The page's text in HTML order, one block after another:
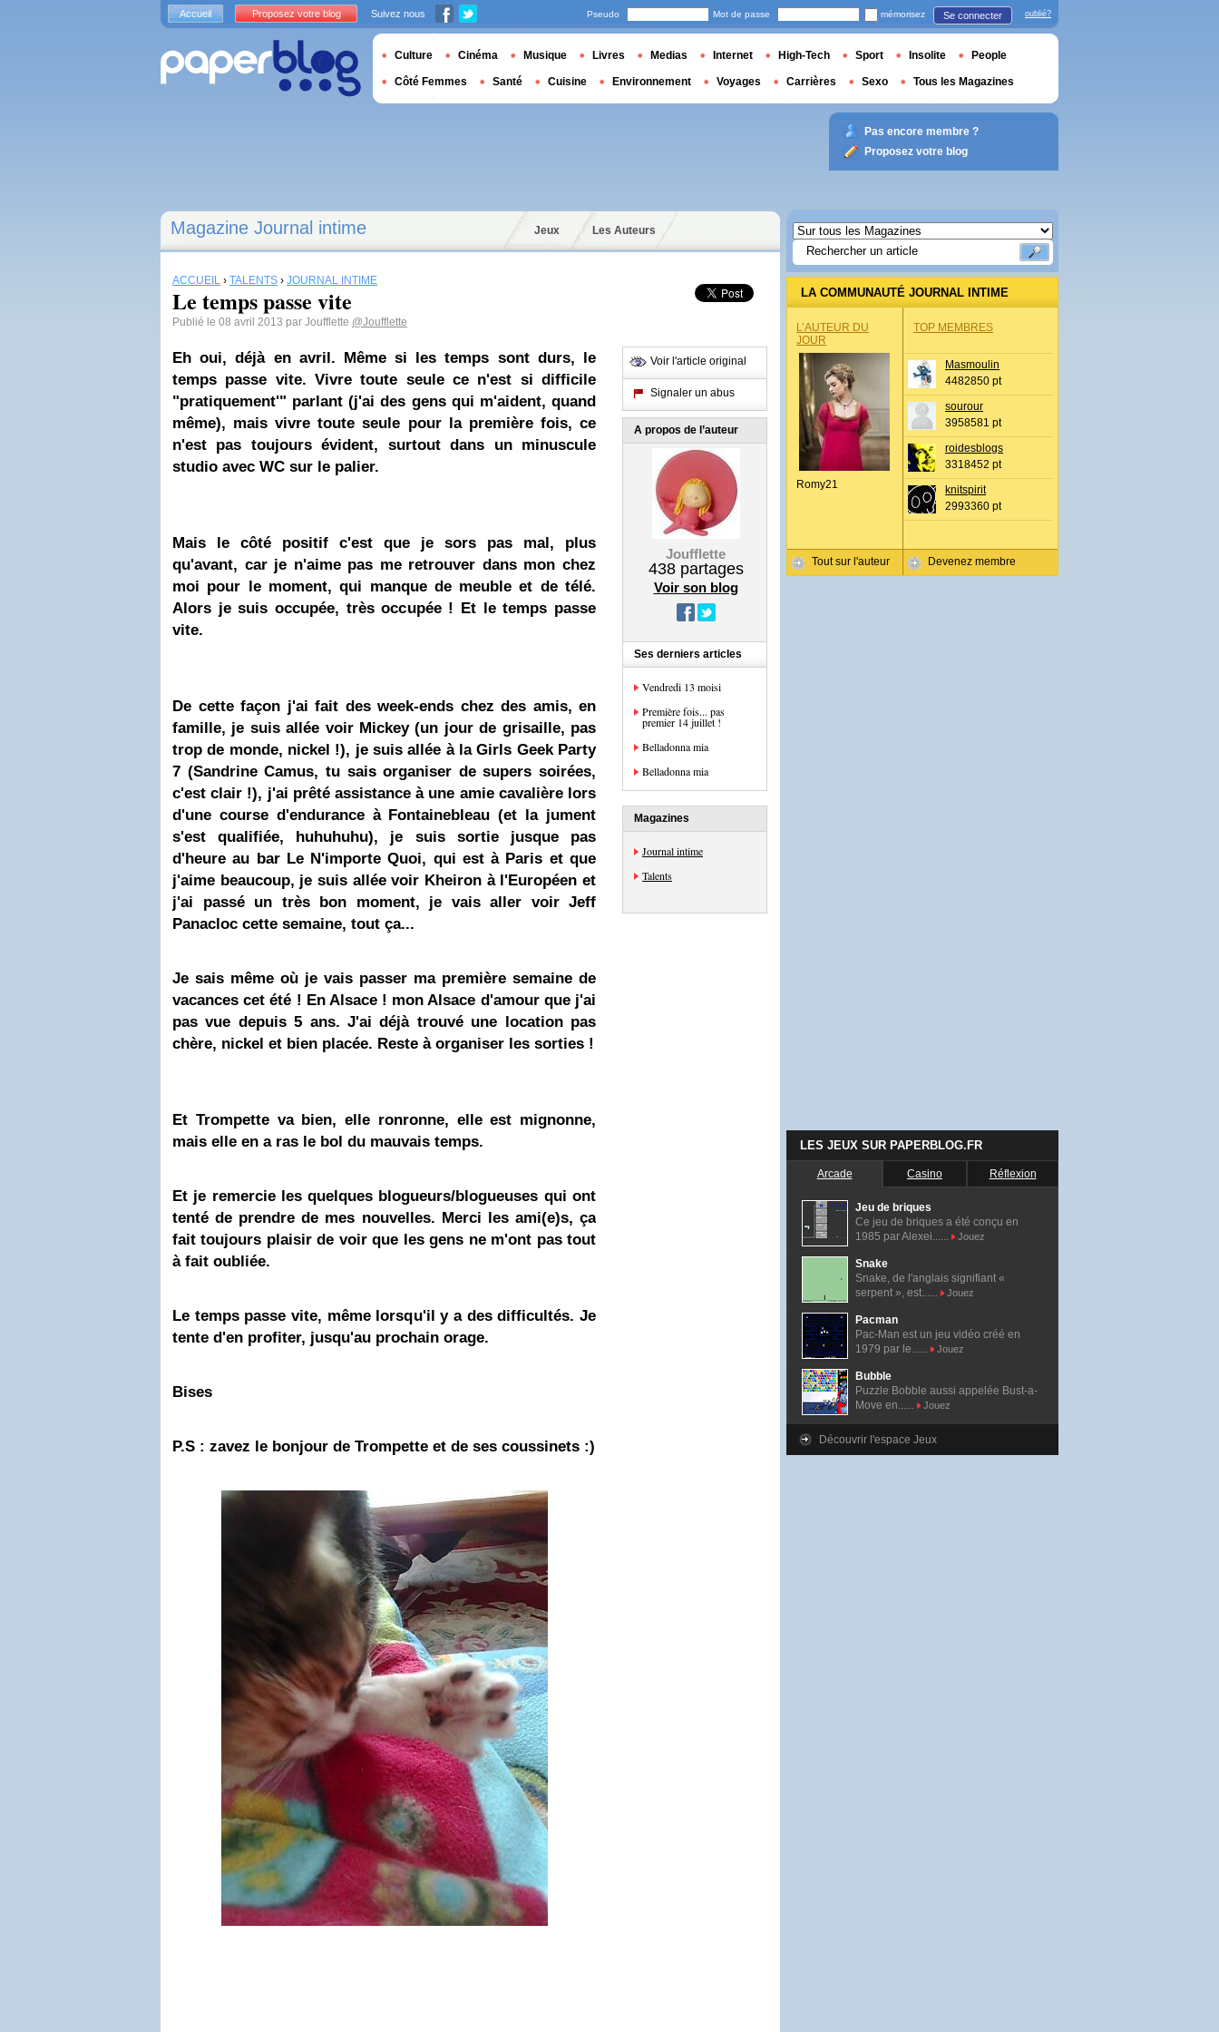
Magazine Journal intime Jeux Les Auteurs
ACCUEIL › TALENTS › JOURNAL INTIME
Le temps passe vite
Publié le 08 avril 2013 par Joufflette @Joufflette
Eh oui, déjà en avril. Même si les temps sont durs, le
temps passe vite. Vivre toute seule ce n'est si difficile
"pratiquement'" parlant (j'ai des gens qui m'aident, quand
même), mais vivre toute seule pour la première fois, ce
n'est pas toujours évident, surtout dans un minuscule
studio avec WC sur le palier.
Mais le côté positif c'est que je sors pas mal, plus
qu'avant, car je n'aime pas me retrouver dans mon chez
moi pour le moment, qui manque de meuble et de télé.
Alors je suis occupée, très occupée ! Et le temps passe
vite.
De cette façon j'ai fait des week-ends chez des amis, en
famille, je suis allée voir Mickey (un jour de grisaille, pas
trop de monde, nickel !), je suis allée à la Girls Geek Party
7 (Sandrine Camus, tu sais organiser de supers soirées,
c'est clair !), j'ai prêté assistance à une amie cavalière lors
d'une course d'endurance à Fontainebleau (et la jument
s'est qualifiée, huhuhuhu), je suis sortie jusque pas
d'heure au bar Le N'importe Quoi, qui est à Paris et que
j'aime beaucoup, je suis allée voir Kheiron à l'Européen et
j'ai passé un très bon moment, je vais aller voir Jeff
Panacloc cette semaine, tout ça...
Je sais même où je vais passer ma première semaine de
vacances cet été ! En Alsace ! mon Alsace d'amour que j'ai
pas vue depuis 5 ans. J'ai déjà trouvé une location pas
chère, nickel et bien placée. Reste à organiser les sorties !
Et Trompette va bien, elle ronronne, elle est mignonne,
mais elle en a ras le bol du mauvais temps.
Et je remercie les quelques blogueurs/blogueuses qui ont
tenté de prendre de mes nouvelles. Merci les ami(e)s, ça
fait toujours plaisir de voir que les gens ne m'ont pas tout
à fait oubliée.
Le temps passe vite, même lorsqu'il y a des difficultés. Je
tente d'en profiter, jusqu'au prochain orage.
Bises
P.S : zavez le bonjour de Trompette et de ses coussinets :)
Voir l'article original
Signaler un abus
A propos de l’auteur
Joufflette
438partages
Voir son blog
Ses derniers articles
Vendredi 13 moisi
Première fois... pas
premier 14 juillet !
Belladonna mia
Belladonna mia
Magazines
Journal intime
Talents
LA COMMUNAUTÉ JOURNAL INTIME
L’AUTEUR DU
JOUR
Romy21
Tout sur l'auteur
TOP MEMBRES
Masmoulin
4482850 pt
sourour
3958581 pt
roidesblogs
3318452 pt
knitspirit
2993360 pt
Devenez membre
LES JEUX SUR PAPERBLOG.FR
Arcade Casino Réflexion
Jeu de briques
Ce jeu de briques a été conçu en
1985 par Alexei......
Jouez
Snake
Snake, de l'anglais signifiant «
serpent », est......
Jouez
Pacman
Pac-Man est un jeu vidéo créé en
1979 par le......
Jouez
Bubble
Puzzle Bobble aussi appelée Bust-a-
Move en......
Jouez
Découvrir l'espace Jeux
Accueil Proposez votre blog Suivez nous Pseudo Mot de passe mémorisez Se connecter oublié?
Culture Cinéma Musique Livres Medias Internet High-Tech Sport Insolite People
Côté Femmes Santé Cuisine Environnement Voyages Carrières Sexo Tous les Magazines
Pas encore membre ?
Proposez votre blog